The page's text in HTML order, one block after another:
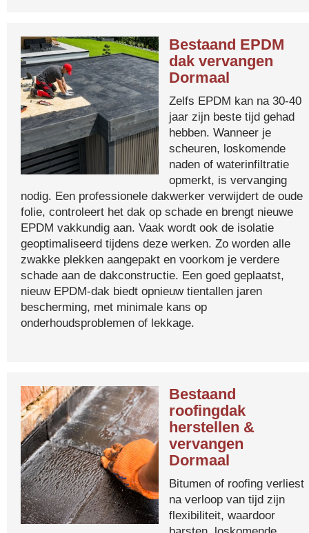
Bestaand EPDM
dak vervangen
Dormaal
Zelfs EPDM kan na 30-40
jaar zijn beste tijd gehad
hebben. Wanneer je
scheuren, loskomende
naden of waterinfiltratie
opmerkt, is vervanging
nodig. Een professionele dakwerker verwijdert de oude
folie, controleert het dak op schade en brengt nieuwe
EPDM vakkundig aan. Vaak wordt ook de isolatie
geoptimaliseerd tijdens deze werken. Zo worden alle
zwakke plekken aangepakt en voorkom je verdere
schade aan de dakconstructie. Een goed geplaatst,
nieuw EPDM-dak biedt opnieuw tientallen jaren
bescherming, met minimale kans op
onderhoudsproblemen of lekkage.
Bestaand
roofingdak
herstellen &
vervangen
Dormaal
Bitumen of roofing verliest
na verloop van tijd zijn
flexibiliteit, waardoor